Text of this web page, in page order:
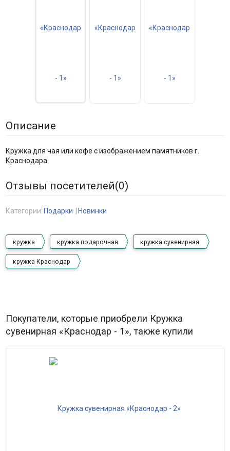
Описание
Кружка для чая или кофе с изображением памятников г.
Краснодара.
Отзывы посетителей(0)
Категории: Подарки Новинки
кружка кружка подарочная кружка сувенирная
кружка Краснодар
Покупатели, которые приобрели Кружка
сувенирная «Краснодар - 1», также купили